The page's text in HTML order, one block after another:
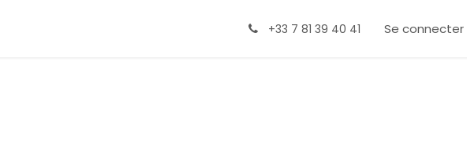
+33 7 81 39 40 41 Se connecter